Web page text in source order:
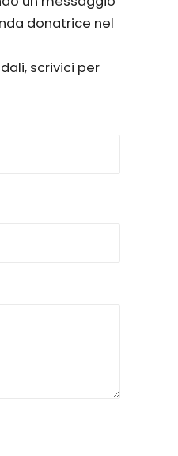
donatrice nel
scrivici per